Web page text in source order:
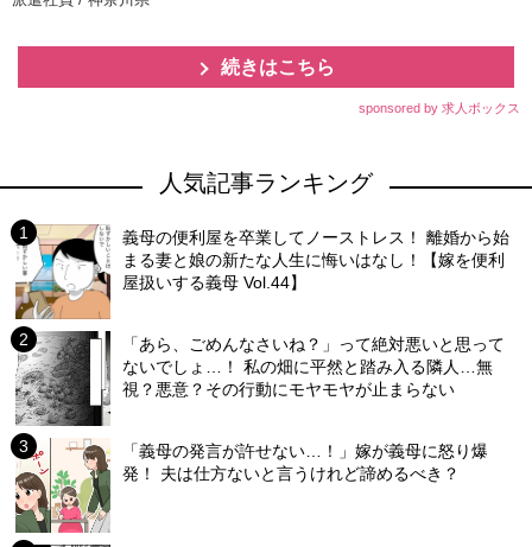
続きはこちら
sponsored by 求人ボックス
人気記事ランキング
義母の便利屋を卒業してノーストレス！ 離婚から始
まる妻と娘の新たな人生に悔いはなし！【嫁を便利
屋扱いする義母 Vol.44】
「あら、ごめんなさいね？」って絶対悪いと思って
ないでしょ…！ 私の畑に平然と踏み入る隣人…無
視？悪意？その行動にモヤモヤが止まらない
「義母の発言が許せない…！」嫁が義母に怒り爆
発！ 夫は仕方ないと言うけれど諦めるべき？